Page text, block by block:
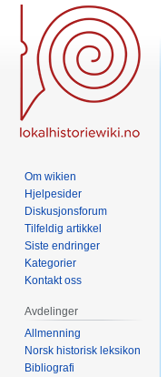
Om wikien
Hjelpesider
Diskusjonsforum
Tilfeldig artikkel
Siste endringer
Kategorier
Kontakt oss
Avdelinger
Allmenning
Norsk historisk leksikon
Bibliografi